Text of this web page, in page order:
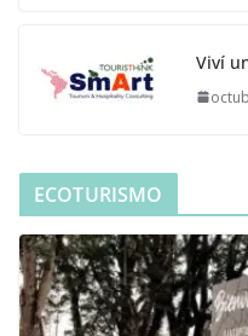
Viví
ECOTURISMO